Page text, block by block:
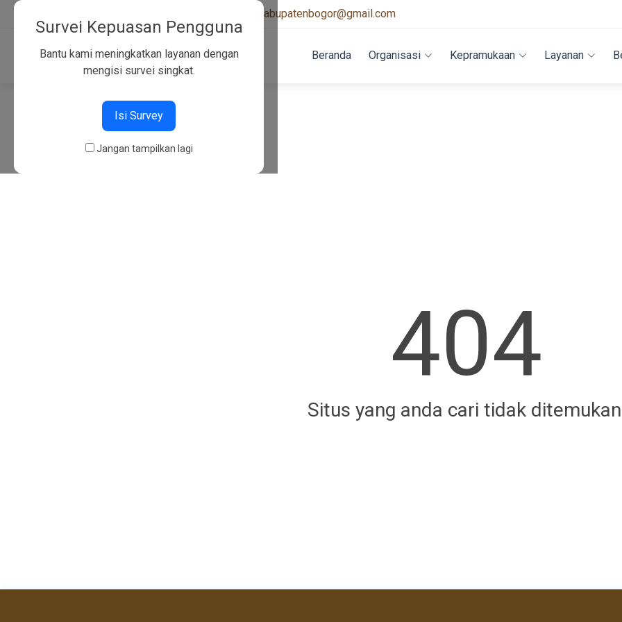
kwarcabkabupatenbogor@gmail.com
Beranda Organisasi Kepramukaan Layanan
404
404
Situs yang anda cari tidak
Survei Kepuasan Pengguna
Bantu kami meningkatkan layanan dengan
mengisi survei singkat.
Isi Survey
Jangan tampilkan lagi